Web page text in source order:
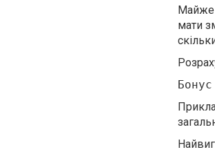
Майже
мати